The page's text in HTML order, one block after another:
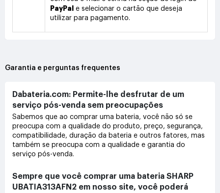
PayPal
e selecionar o cartão que deseja
utilizar para pagamento.
Garantia e perguntas frequentes
Dabateria.com: Permite-lhe desfrutar de um
serviço pós-venda sem preocupações
Sabemos que ao comprar uma bateria, você não só se
preocupa com a qualidade do produto, preço, segurança,
compatibilidade, duração da bateria e outros fatores, mas
também se preocupa com a qualidade e garantia do
serviço pós-venda.
Sempre que você comprar uma bateria SHARP
UBATIA313AFN2 em nosso site, você poderá